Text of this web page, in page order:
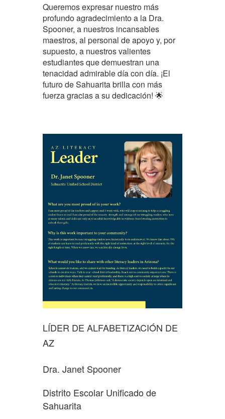
Queremos expresar nuestro más
profundo agradecimiento a la Dra.
Spooner, a nuestros incansables
maestros, al personal de apoyo y, por
supuesto, a nuestros valientes
estudiantes que demuestran una
tenacidad admirable día con día. ¡El
futuro de Sahuarita brilla con más
fuerza gracias a su dedicación! 🌟
LÍDER DE ALFABETIZACIÓN DE
AZ
Dra. Janet Spooner
Distrito Escolar Unificado de
Sahuarita